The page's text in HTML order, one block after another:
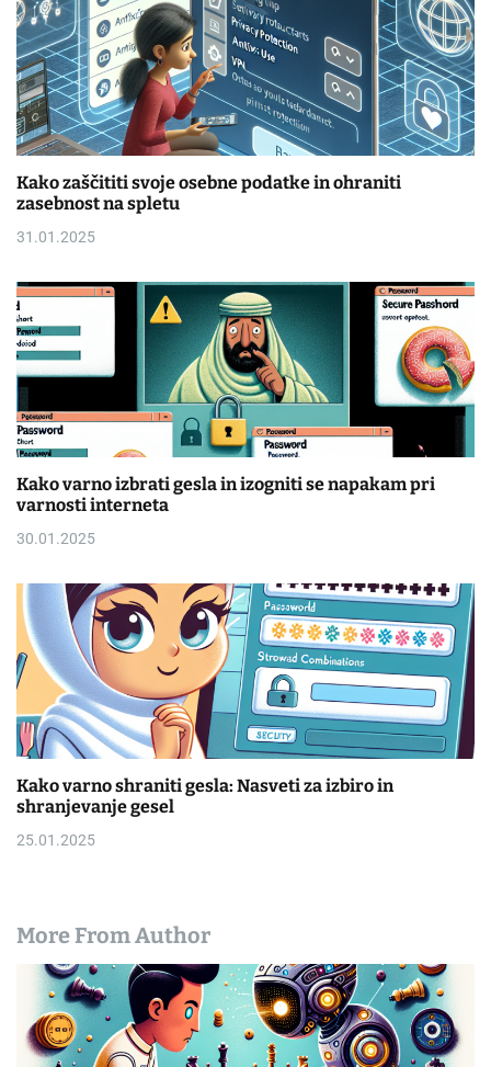
Kako zaščititi svoje osebne podatke in ohraniti
zasebnost na spletu
31.01.2025
Kako varno izbrati gesla in izogniti se napakam pri
varnosti interneta
30.01.2025
Kako varno shraniti gesla: Nasveti za izbiro in
shranjevanje gesel
25.01.2025
More From Author